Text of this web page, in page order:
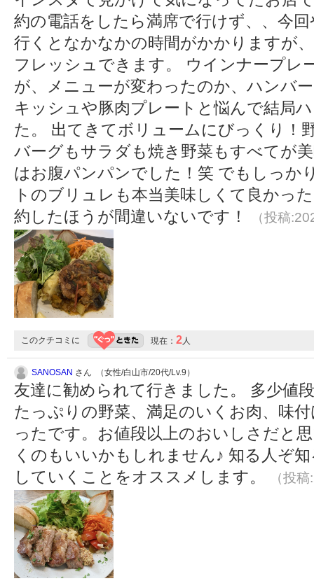
約の電話をしたら満席で行けず、、今
行くとなかなかの時間がかかりますが
フレッシュできます。 ウインナープレ
が、メニューが変わったのか、ハンバ
キッシュや豚肉プレートと悩んで結局
た。 出てきてボリュームにびっくり！
バーグもサラダも焼き野菜もすべてが
はお腹パンパンでした！笑 でもしっか
トのブリュレも本当美味しくて良かっ
約したほうが間違いないです！
（投稿
このクチコミに 現在： 2人
SANOSAN さん （女性/白山市/20代/Lv.9）
友達に勧められて行きました。 多少値
たっぷりの野菜、満足のいくお肉、味
ったです。お値段以上のおいしさだと
くのもいいかもしれません♪ 知る人ぞ
していくことをオススメします。
（投